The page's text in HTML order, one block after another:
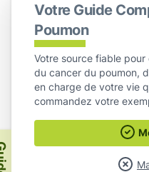
Votre Guide
Poumon
Votre source fiable
du cancer du poumon,
en charge de votre vie
commandez votre
Suivez-nous sur les
FacebookX / Twitter
Instagram